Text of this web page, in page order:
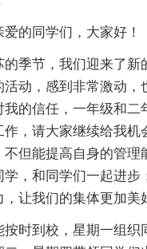
的同学们，大家好！
的季节，我们迎来了新
动，感到非常激动，
我的信任，一年级和二
，请大家继续给我机
但能提高自身的管理
，和同学们一起进步
让我们的集体更加美
按时到校，星期一组织